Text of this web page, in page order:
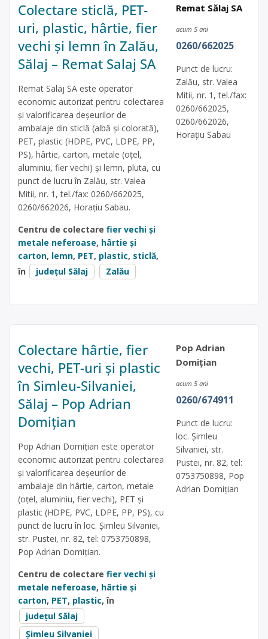
Colectare sticlă, PET-
uri, plastic, hârtie, fier
vechi și lemn în Zalău,
Sălaj – Remat Salaj SA
Remat Salaj SA este operator
economic autorizat pentru colectarea
și valorificarea deșeurilor de
ambalaje din sticlă (albă și colorată),
PET, plastic (HDPE, PVC, LDPE, PP,
PS), hârtie, carton, metale (oțel,
aluminiu, fier vechi) și lemn, pluta, cu
punct de lucru în Zalău, str. Valea
Mitii, nr. 1, tel./fax: 0260/662025,
0260/662026, Horațiu Sabau.
Centru de colectare fier vechi și
metale neferoase, hârtie și
carton, lemn, PET, plastic, sticlă,
în
județul Sălaj Zalău
Remat Sălaj SA
acum 5 ani
0260/662025
Punct de lucru:
Zalău, str. Valea
Mitii, nr. 1, tel./fax:
0260/662025,
0260/662026,
Horațiu Sabau
Colectare hârtie, fier
vechi, PET-uri și plastic
în Simleu-Silvaniei,
Sălaj – Pop Adrian
Domițian
Pop Adrian Domițian este operator
economic autorizat pentru colectarea
și valorificarea deșeurilor de
ambalaje din hârtie, carton, metale
(oțel, aluminiu, fier vechi), PET și
plastic (HDPE, PVC, LDPE, PP, PS), cu
punct de lucru în loc. Șimleu Silvaniei,
str. Pustei, nr. 82, tel: 0753750898,
Pop Adrian Domițian.
Centru de colectare fier vechi și
metale neferoase, hârtie și
carton, PET, plastic, în
județul Sălaj
Șimleu Silvaniei
Pop Adrian
Domițian
acum 5 ani
0260/674911
Punct de lucru:
loc. Șimleu
Silvaniei, str.
Pustei, nr. 82, tel:
0753750898, Pop
Adrian Domițian